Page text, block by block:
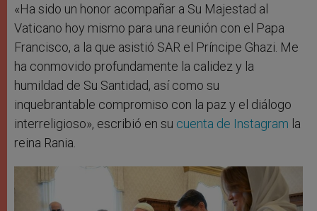
«Ha sido un honor acompañar a Su Majestad al
Vaticano hoy mismo para una reunión con el Papa
Francisco, a la que asistió SAR el Príncipe Ghazi. Me
ha conmovido profundamente la calidez y la
humildad de Su Santidad, así como su
inquebrantable compromiso con la paz y el diálogo
interreligioso», escribió en su cuenta de Instagram la
reina Rania.